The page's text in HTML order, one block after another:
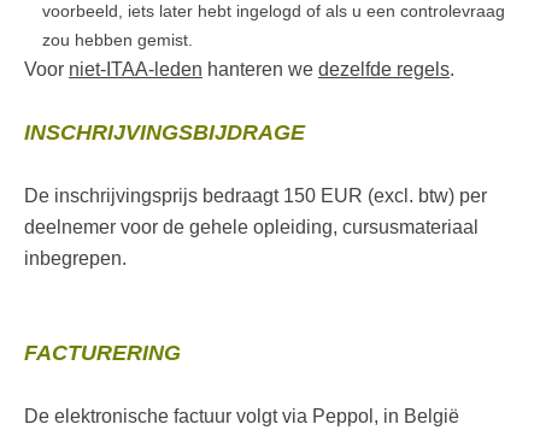
voorbeeld, iets later hebt ingelogd of als u een controlevraag
zou hebben gemist.
Voor niet-ITAA-leden hanteren we dezelfde regels.
INSCHRIJVINGSBIJDRAGE
De inschrijvingsprijs bedraagt 150 EUR (excl. btw) per
deelnemer voor de gehele opleiding, cursusmateriaal
inbegrepen.
FACTURERING
De elektronische factuur volgt via Peppol, in België